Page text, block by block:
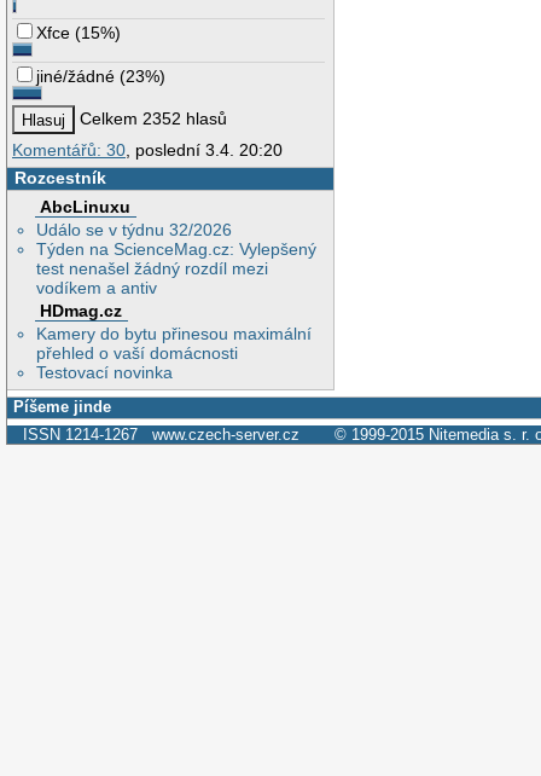
Xfce (15%)
jiné/žádné (23%)
Celkem 2352 hlasů
Komentářů: 30 , poslední 3.4. 20:20
Rozcestník
AbcLinuxu
Událo se v týdnu 32/2026
Týden na ScienceMag.cz: Vylepšený
test nenašel žádný rozdíl mezi
vodíkem a antiv
HDmag.cz
Kamery do bytu přinesou maximální
přehled o vaší domácnosti
Testovací novinka
Píšeme jinde
ISSN 1214-1267 www.czech-server.cz © 1999-2015 Nitemedia s. r.